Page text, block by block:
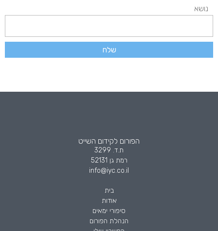
נושא
שלח
הפורום לקידום השייט
ת.ד. 3299
רמת גן 52131
info@iyc.co.il
בית
אודות
סיפורי ימאים
הנהלת הפורום